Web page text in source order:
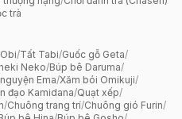
trà
/Tất Tabi/Guốc gỗ Geta/
Neko/Búp bê Daruma/
Ema/Xăm bói Omikuji/
đạo Kamidana/Quạt xếp/
/Chuông trang trí/Chuông gió Furin/